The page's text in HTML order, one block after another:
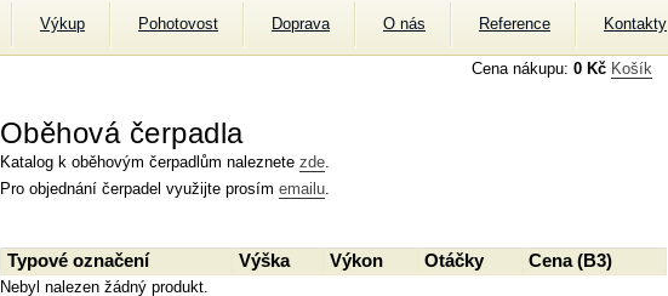
Výkup Pohotovost Doprava O nás Reference Kontakty
Cena nákupu: 0 Kč Košík
Oběhová čerpadla
Katalog k oběhovým čerpadlům naleznete zde.
Pro objednání čerpadel využijte prosím emailu
Typové označení Výška Výkon Otáčky Cena (B3)
Nebyl nalezen žádný produkt.